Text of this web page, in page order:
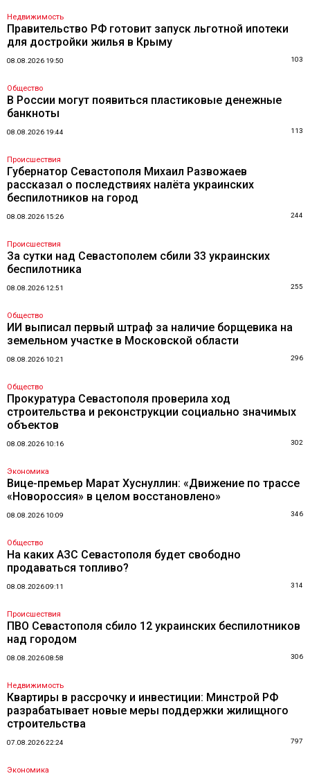
Недвижимость
Правительство РФ готовит запуск льготной ипотеки
для достройки жилья в Крыму
08.08.2026 19:50 103
Общество
В России могут появиться пластиковые денежные
банкноты
08.08.2026 19:44 113
Происшествия
Губернатор Севастополя Михаил Развожаев
рассказал о последствиях налёта украинских
беспилотников на город
08.08.2026 15:26 244
Происшествия
За сутки над Севастополем сбили 33 украинских
беспилотника
08.08.2026 12:51 255
Общество
ИИ выписал первый штраф за наличие борщевика на
земельном участке в Московской области
08.08.2026 10:21 296
Общество
Прокуратура Севастополя проверила ход
строительства и реконструкции социально значимых
объектов
08.08.2026 10:16 302
Экономика
Вице-премьер Марат Хуснуллин: «Движение по трассе
«Новороссия» в целом восстановлено»
08.08.2026 10:09 346
Общество
На каких АЗС Севастополя будет свободно
продаваться топливо?
08.08.2026 09:11 314
Происшествия
ПВО Севастополя сбило 12 украинских беспилотников
над городом
08.08.2026 08:58 306
Недвижимость
Квартиры в рассрочку и инвестиции: Минстрой РФ
разрабатывает новые меры поддержки жилищного
строительства
07.08.2026 22:24 797
Экономика